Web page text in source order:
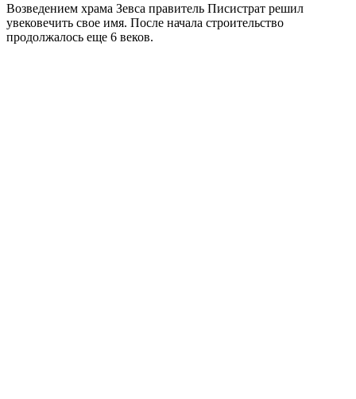
Возведением храма Зевса правитель Писистрат решил
увековечить свое имя. После начала строительство
продолжалось еще 6 веков.